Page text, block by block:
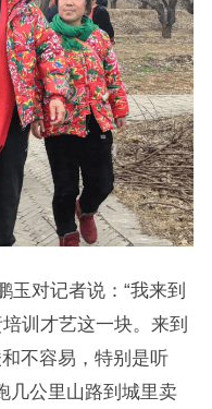
玉对记者说：“我来到
训才艺这一块。来到
不容易，特别是听
几公里山路到城里卖